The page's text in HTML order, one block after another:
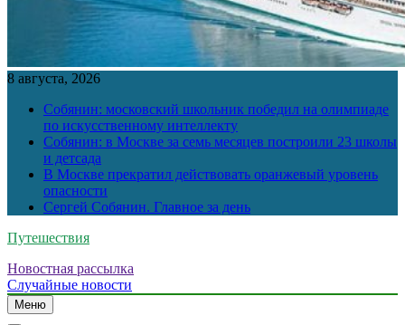
8 августа, 2026
Собянин: московский школьник победил на олимпиаде
по искусственному интеллекту
Собянин: в Москве за семь месяцев построили 23 школы
и детсада
В Москве прекратил действовать оранжевый уровень
опасности
Сергей Собянин. Главное за день
Путешествия
Новостная рассылка
Случайные новости
Меню